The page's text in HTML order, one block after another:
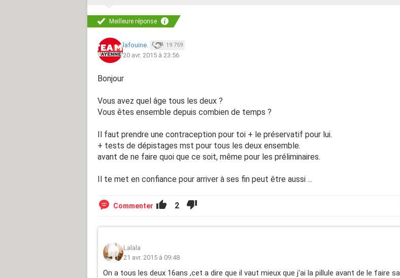
Meilleure réponse
lafouine. 19 759
20 avr. 2015 à 23:56
Bonjour
Vous avez quel âge tous les deux ?
Vous êtes ensemble depuis combien de temps ?
Il faut prendre une contraception pour toi + le préservatif pour lui.
+ tests de dépistages mst pour tous les deux ensemble.
avant de ne faire quoi que ce soit, même pour les préliminaires.
Il te met en confiance pour arriver à ses fin peut être aussi ...
Commenter 2
Lalala
21 avr. 2015 à 09:48
On a tous les deux 16ans ,cet a dire que il vaut mieux que j'ai la pillule avant de le faire sa